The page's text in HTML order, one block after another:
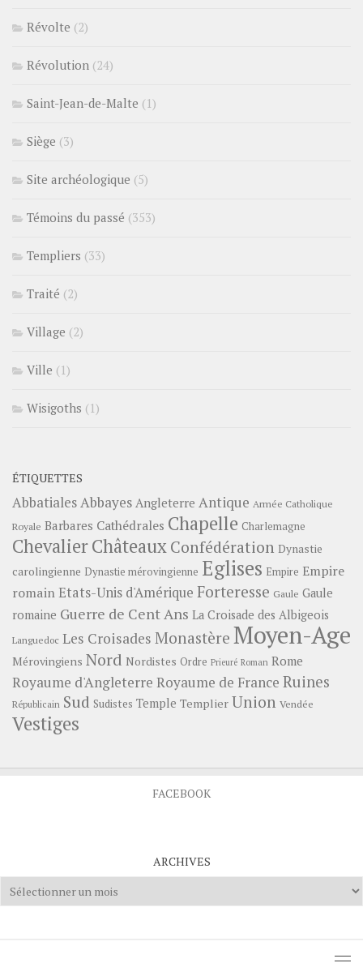
Révolte (2)
Révolution (24)
Saint-Jean-de-Malte (1)
Siège (3)
Site archéologique (5)
Témoins du passé (353)
Templiers (33)
Traité (2)
Village (2)
Ville (1)
Wisigoths (1)
ÉTIQUETTES
AbbatialesAbbayes Angleterre Antique Armée Catholique
Royale Barbares Cathédrales Chapelle Charlemagne
ChevalierChâteauxConfédération Dynastie
carolingienne Dynastie mérovingienne Eglises Empire Empire
romainEtats-Unis d'Amérique Forteresse Gaule Gaule
romaine Guerre de Cent Ans La Croisade des Albigeois
Languedoc Les Croisades Monastère Moyen-Age
Mérovingiens Nord Nordistes Ordre Prieuré Roman Rome
Royaume d'Angleterre Royaume de France Ruines
Républicain Sud Sudistes Temple Templier Union Vendée
Vestiges
FACEBOOK
ARCHIVES
Archives